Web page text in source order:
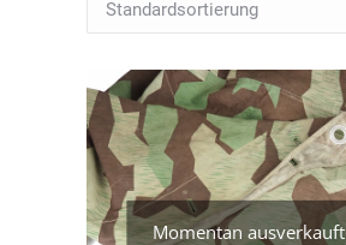
Momentan ausverkauft